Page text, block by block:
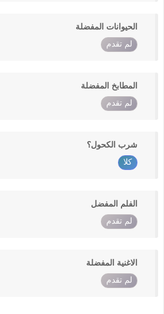
الحيوانات المفضلة
لم تقدم
المطابخ المفضلة
لم تقدم
شرب الكحول؟
كلا
الفلم المفضل
لم تقدم
الاغنية المفضلة
لم تقدم